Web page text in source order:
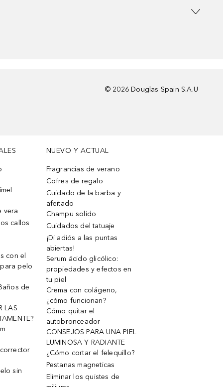
© 2026 Douglas Spain S.A.U
vera
callos
con el
pelo
de
LAS
sin
NUEVO Y ACTUAL
Fragrancias de verano
Cofres de regalo
Cuidado de la barba y
afeitado
Champu solido
Cuidados del tatuaje
¡Di adiós a las puntas
abiertas!
Serum ácido glicólico:
propiedades y efectos en
tu piel
Crema con colágeno,
¿cómo funcionan?
Cómo quitar el
autobronceador
CONSEJOS PARA UNA PIEL
LUMINOSA Y RADIANTE
¿Cómo cortar el felequillo?
Pestanas magneticas
Eliminar los quistes de